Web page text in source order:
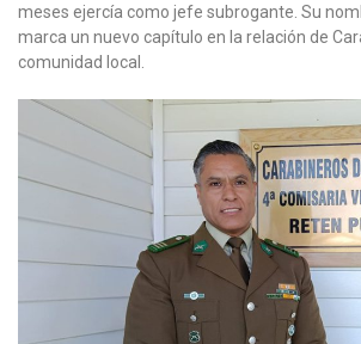
meses ejercía como jefe subrogante. Su
marca un nuevo capítulo en la relación de
comunidad local.